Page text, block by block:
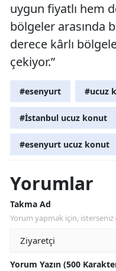
uygun fiyatlı hem
bölgeler arasında
derece kârlı
çekiyor.”
#esenyurt #ucuz
#İstanbul ucuz konut
#esenyurt ucuz konut
Yorumlar
Takma Ad
Yorum yapmak için, isterseniz
Yorum Yazın (500